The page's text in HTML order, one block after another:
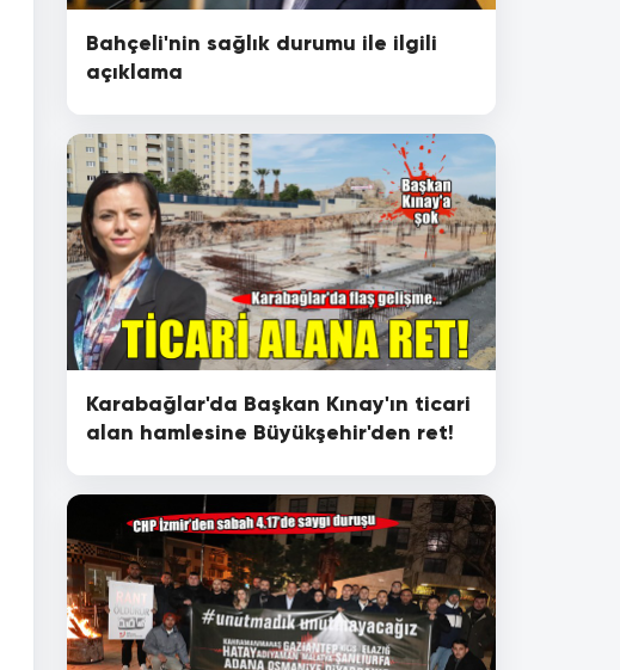
Bahçeli'nin sağlık durumu ile ilgili
açıklama
Karabağlar'da Başkan Kınay'ın ticari
alan hamlesine Büyükşehir'den ret!